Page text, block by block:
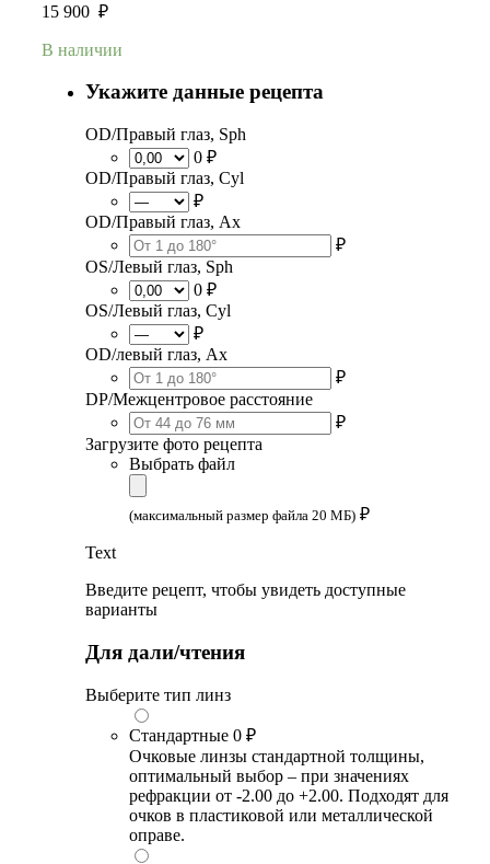
15 900 ₽
В наличии
Укажите данные рецепта
OD/Правый глаз, Sph
0 ₽
OD/Правый глаз, Cyl
₽
OD/Правый глаз, Ax
₽
OS/Левый глаз, Sph
0 ₽
OS/Левый глаз, Cyl
₽
OD/левый глаз, Ax
₽
DP/Межцентровое расстояние
₽
Загрузите фото рецепта
Выбрать файл
(максимальный размер файла 20 МБ) ₽
Text
Введите рецепт, чтобы увидеть доступные
варианты
Для дали/чтения
Выберите тип линз
Стандартные 0 ₽
Очковые линзы стандартной толщины,
оптимальный выбор – при значениях
рефракции от -2.00 до +2.00. Подходят для
очков в пластиковой или металлической
оправе.